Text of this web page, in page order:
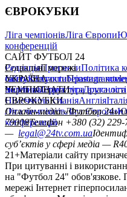
ЄВРОКУБКИ
Ліга чемпіонівЛіга Європи
конференцій
САЙТ ФУТБОЛ 24
РедакціяПрогнозиПолітика
сайтуКонтактиПравила
політикаСтруктура власності
Соціальні мережі
facebookxyoutubeinstagram
УКРАЇНА
УкраїнаПерша лігаДруга ліга
ЧЕМПІОНАТИ
НімеччинаІспаніяАнглія
ЄВРОКУБКИ
Ліга чемпіонівЛіга Європи
конференцій
Онлайн-медіа «Футбол 24»
79008Телефон +380 (32) 229-
— legal@24tv.com.ua
суб’єктів у сфері медіа —
21+Матеріали сайту
При цитуванні і
на "Футбол 24" обов'язкове.
мережі Інтернет